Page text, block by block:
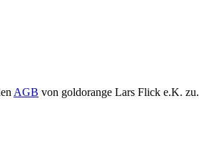
AGB von goldorange Lars Flick e.K. zu.